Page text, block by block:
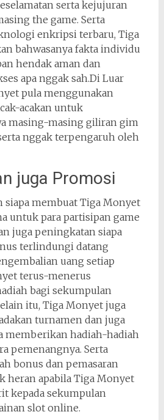
serta kejujuran
the game. Serta
enkripsi terbaru, Tiga
bahwasanya fakta individu
hendak aman dan
apa nggak sah.Di Luar
pula menggunakan
acakan untuk
masing-masing giliran gim
nggak terpengaruh oleh
juga Promosi
siapa membuat Tiga Monyet
untuk para partisipan game
juga peningkatan siapa
terlindungi datang
uang setiap
terus-menerus
bagi sekumpulan
itu, Tiga Monyet juga
turnamen dan juga
memberikan hadiah-hadiah
pemenangnya. Serta
bonus dan pemasaran
heran apabila Tiga Monyet
kepada sekumpulan
slot online.